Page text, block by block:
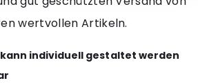
wertvollen Artikeln.
individuell gestaltet werden